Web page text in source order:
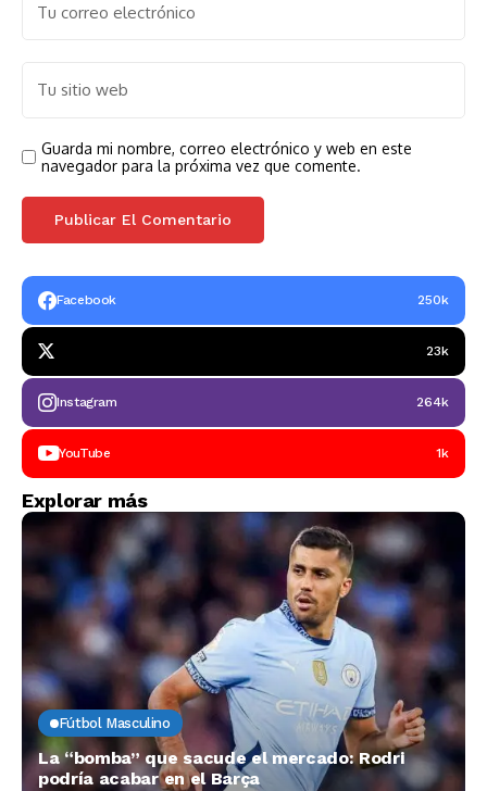
Guarda mi nombre, correo electrónico y web en este
navegador para la próxima vez que comente.
Facebook 250k
23k
Instagram 264k
YouTube 1k
Explorar más
Fútbol Masculino
La “bomba” que sacude el mercado: Rodri
podría acabar en el Barça